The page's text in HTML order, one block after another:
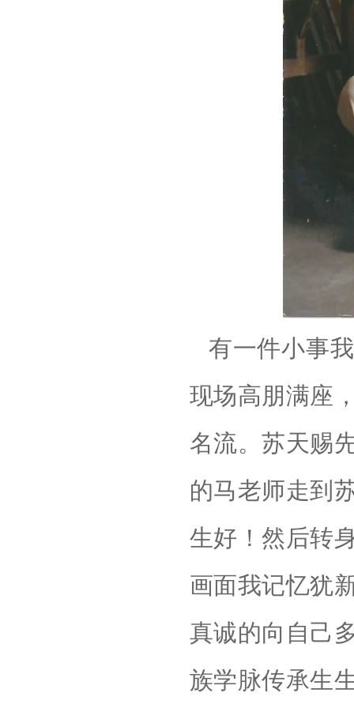
有一件小事
现场高朋满座
名流。苏天赐
的马老师走到
生好！然后转
画面我记忆犹
真诚的向自己
族学脉传承生